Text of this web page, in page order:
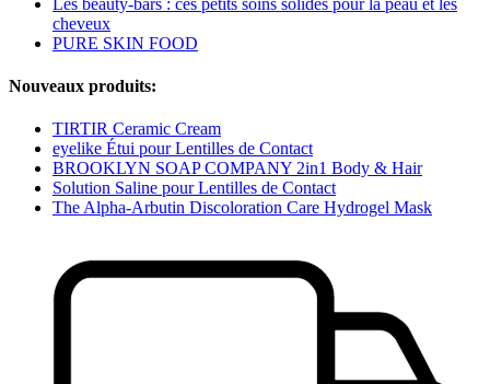
cheveux
PURE SKIN FOOD
Nouveaux produits:
TIRTIR Ceramic Cream
eyelike Étui pour Lentilles de Contact
BROOKLYN SOAP COMPANY 2in1 Body & Hair
Solution Saline pour Lentilles de Contact
The Alpha-Arbutin Discoloration Care Hydrogel Mask